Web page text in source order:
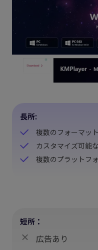
長所:
複数のフォーマッ
カスタマイズ可能
複数のプラットフ
短所：
広告あり